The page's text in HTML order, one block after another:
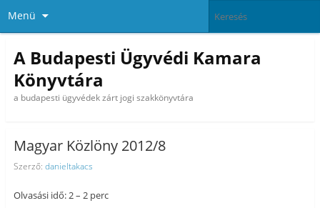
Menü
A Budapesti Ügyvédi Kamara
Könyvtára
a budapesti ügyvédek zárt jogi szakkönyvtára
Magyar Közlöny 2012/8
Szerző: danieltakacs
Olvasási idő: 2 – 2 perc